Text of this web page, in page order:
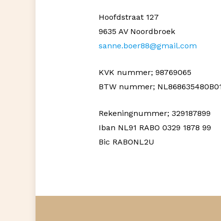
Hoofdstraat 127
9635 AV Noordbroek
sanne.boer88@gmail.com
KVK nummer; 98769065
BTW nummer;
Rekeningnummer; 329187899
Iban NL91 RABO 0329 1878 99
Bic RABONL2U